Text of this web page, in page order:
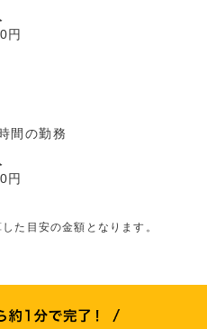
円
間の勤務
円
た目安の金額となります。